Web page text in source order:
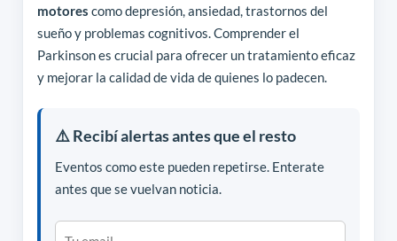
motores como depresión, ansiedad, trastornos del
sueño y problemas cognitivos. Comprender el
Parkinson es crucial para ofrecer un tratamiento eficaz
y mejorar la calidad de vida de quienes lo padecen.
⚠️ Recibí alertas antes que el resto
Eventos como este pueden repetirse. Enterate
antes que se vuelvan noticia.